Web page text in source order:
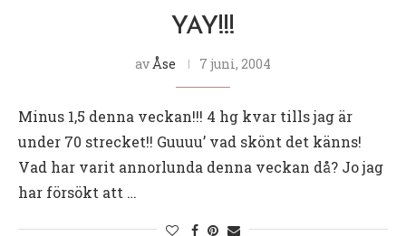
YAY!!!
av Åse 7 juni, 2004
Minus 1,5 denna veckan!!! 4 hg kvar tills jag är
under 70 strecket!! Guuuu’ vad skönt det känns!
Vad har varit annorlunda denna veckan då? Jo jag
har försökt att …